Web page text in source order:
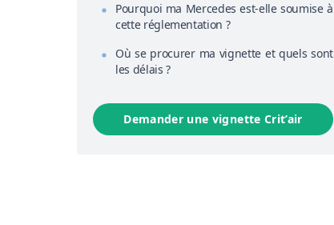
Pourquoi ma Mercedes est-elle soumise à
cette réglementation ?
Où se procurer ma vignette et quels sont
les délais ?
Demander une vignette Crit’air